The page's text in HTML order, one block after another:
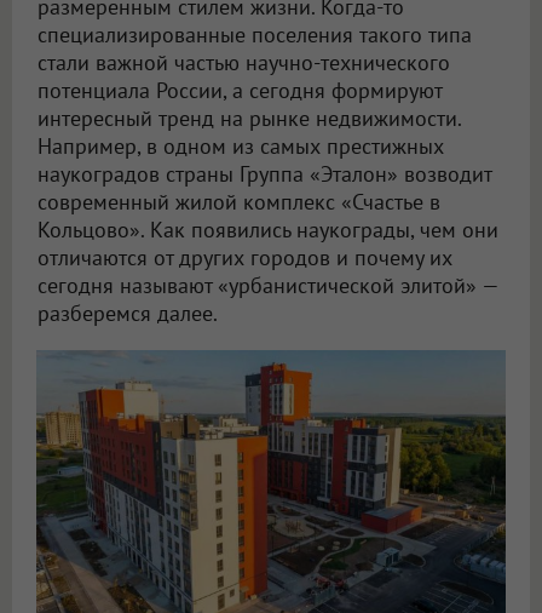
размеренным стилем жизни. Когда-то
специализированные поселения такого типа
стали важной частью научно-технического
потенциала России, а сегодня формируют
интересный тренд на рынке недвижимости.
Например, в одном из самых престижных
наукоградов страны Группа «Эталон» возводит
современный жилой комплекс «Счастье в
Кольцово». Как появились наукограды, чем они
отличаются от других городов и почему их
сегодня называют «урбанистической элитой» —
разберемся далее.